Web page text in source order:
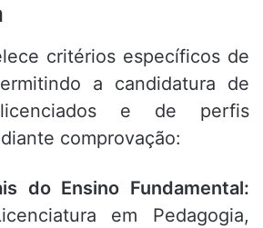
critérios específicos de
a candidatura de
licenciados e de perfis
comprovação:
do Ensino Fundamental:
em Pedagogia,